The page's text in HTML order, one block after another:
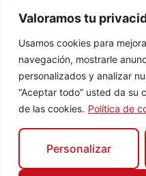
Valoramos tu
Usamos cookies para
navegación, mostrarle
personalizados y analizar
“Aceptar todo” usted da su
de las cookies. Política de
Personalizar